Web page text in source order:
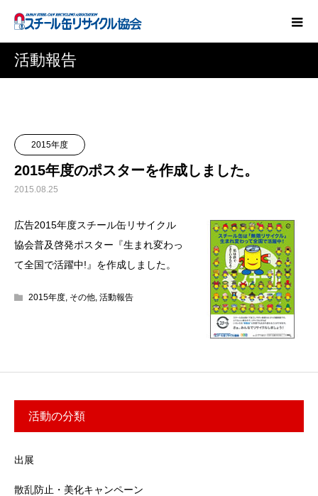
活動報告
2015年度
2015年度のポスターを作成しました。
2015.08.25
広告2015年度スチール缶リサイクル
協会普及啓発ポスター『生まれ変わっ
て全国で活躍中!』を作成しました。
2015年度, その他, 活動報告
活動の分類
出展
散乱防止・美化キャンペーン